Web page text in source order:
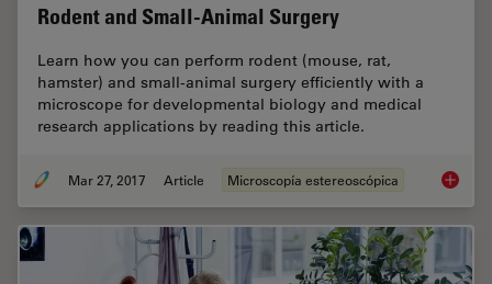
Rodent and Small-Animal Surgery
Learn how you can perform rodent (mouse, rat,
hamster) and small-animal surgery efficiently with a
microscope for developmental biology and medical
research applications by reading this article.
Mar 27, 2017 Article Microscopía estereoscópica Rodent